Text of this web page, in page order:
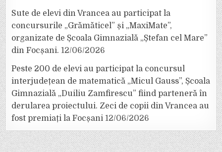
Sute de elevi din Vrancea au participat la
concursurile „Grămăticel” și „MaxiMate”,
organizate de Școala Gimnazială „Ștefan cel Mare”
din Focșani. 12/06/2026
Peste 200 de elevi au participat la concursul
interjudețean de matematică „Micul Gauss”, Școala
Gimnazială „Duiliu Zamfirescu” fiind parteneră în
derularea proiectului. Zeci de copii din Vrancea au
fost premiați la Focșani 12/06/2026